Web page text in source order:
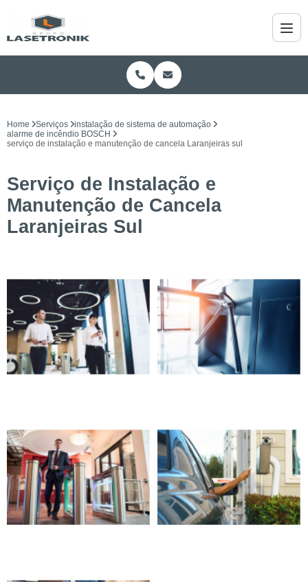
Home Serviços
instalação de sistema de automação
alarme de incêndio BOSCH
serviço de instalação e manutenção de cancela Laranjeiras sul
Serviço de Instalação e
Manutenção de Cancela
Laranjeiras Sul